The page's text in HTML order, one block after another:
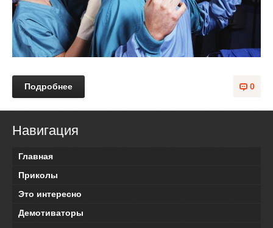
0
Подробнее
Навигация
Главная
Приколы
Это интересно
Демотиваторы